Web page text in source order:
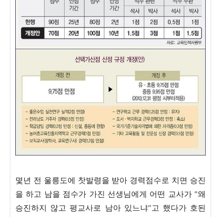
몇년 전 울릉도에 찻발령을 받아 경력점수로 치면 승진
을 하고 남을 점수가 가진 선생님에게 어떤 교사가 "왜
승진하지 않고 평교사로 남아 있느냐"고 했다가 호된